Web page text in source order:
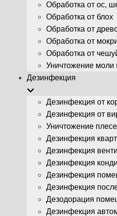
Обработка от ос,
Обработка от блох
Обработка от
Обработка от
Обработка от
Уничтожение моли
Дезинфекция
Дезинфекция от
Дезинфекция от
Уничтожение
Дезинфекция
Дезинфекция
Дезинфекция
Дезинфекция
Дезинфекция
Дезодорация
Дезинфекция